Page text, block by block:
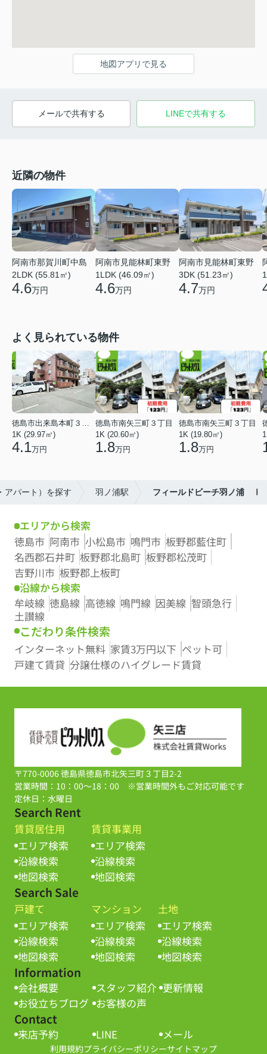
地図アプリで見る
メールで共有する LINEで共有する
近隣の物件
阿南市那賀川町中島
2LDK (55.81㎡)
4.6万円
阿南市見能林町東野
1LDK (46.09㎡)
4.6万円
阿南市見能林町東野
3DK (51.23㎡)
4.7万円
よく見られている物件
1K (29.97㎡)
4.1万円
徳島市南矢三町３丁目
1K (20.60㎡)
1.8万円
徳島市南矢三町３丁目
1K (19.80㎡)
1.8万円
アパート）を探す 羽ノ浦駅 フィールドビーチ羽ノ浦 Ⅰ
エリアから検索
徳島市 阿南市 小松島市 鳴門市 板野郡藍住町
名西郡石井町 板野郡北島町 板野郡松茂町
吉野川市 板野郡上板町
沿線から検索
牟岐線 徳島線 高徳線 鳴門線 因美線 智頭急行
土讃線
こだわり条件検索
インターネット無料 家賃3万円以下 ペット可
戸建て賃貸 分譲仕様のハイグレード賃貸
〒770-0006 徳島県徳島市北矢三町３丁目2-2
営業時間：10：00～18：00 ※営業時間外もご対応可能です
定休日：水曜日
Search Rent
賃貸居住用
エリア検索
沿線検索
地図検索
賃貸事業用
エリア検索
沿線検索
地図検索
Search Sale
戸建て
エリア検索
沿線検索
地図検索
マンション
エリア検索
沿線検索
地図検索
土地
エリア検索
沿線検索
地図検索
Information
会社概要 スタッフ紹介 更新情報
お役立ちブログ お客様の声
Contact
来店予約 LINE メール
利用規約プライバシーポリシーサイトマップ